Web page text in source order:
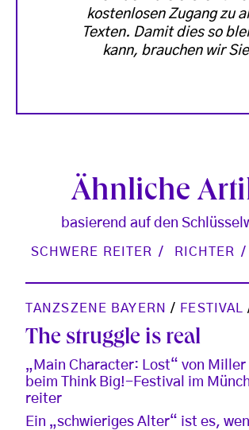
kostenlosen Zugang zu
Texten. Damit dies so
kann, brauchen wir
Ähnliche
basierend auf den
SCHWERE REITER RICHTER
TANZSZENE BAYERN / FESTIVAL
The struggle is real
„Main Character: Lost“ von
beim Think Big!-Festival im
reiter
Ein „schwieriges Alter“ ist es,